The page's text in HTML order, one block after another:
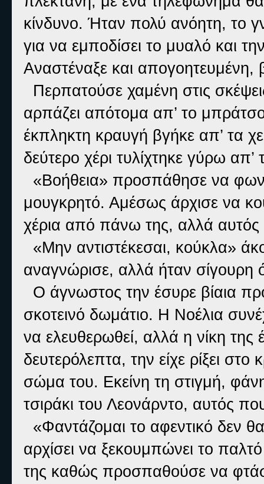
κίνδυνο. Ήταν πολύ ανόητη, το
για να εμποδίσει το μυαλό και
Αναστέναξε και απογοητευμένη,
Περπατούσε χαμένη στις
αρπάζει απότομα απ’ το
έκπληκτη κραυγή βγήκε απ’ τα
δεύτερο χέρι τυλίχτηκε γύρω απ’
«Βοήθεια» προσπάθησε να
μουγκρητό. Αμέσως άρχισε να
χέρια από πάνω της, αλλά
«Μην αντιστέκεσαι, κούκλα»
αναγνώρισε, αλλά ήταν σίγουρη
Ο άγνωστος την έσυρε βίαια
σκοτεινό δωμάτιο. Η Νοέλια
να ελευθερωθεί, αλλά η νίκη
δευτερόλεπτα, την είχε ρίξει στο
σώμα του. Εκείνη τη στιγμή,
τσιράκι του Λεονάρντο, αυτός
«Φαντάζομαι το αφεντικό δεν
αρχίσει να ξεκουμπώνει το
της καθώς προσπαθούσε να